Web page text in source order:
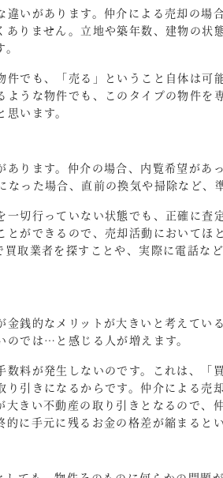
いがあります。仲介による売却の場
りません。立地や築年数、建物の状
でも、「売る」ということ自体は可
うな物件でも、このタイプの物件を
います。
ります。仲介の場合、内覧希望があ
った場合、直前の換気や掃除など、
切行っていない状態でも、正確に査
ができるので、売却活動においてほ
取業者を探すことや、実際に電話な
銭的なメリットが大きいと考えてい
では…と感じる人が増えます。
料が発生しないのです。これは、「
引きになるからです。仲介による売
きい不動産の取り引きとなるので、
に手元に残るお金の格差が縮まるとい